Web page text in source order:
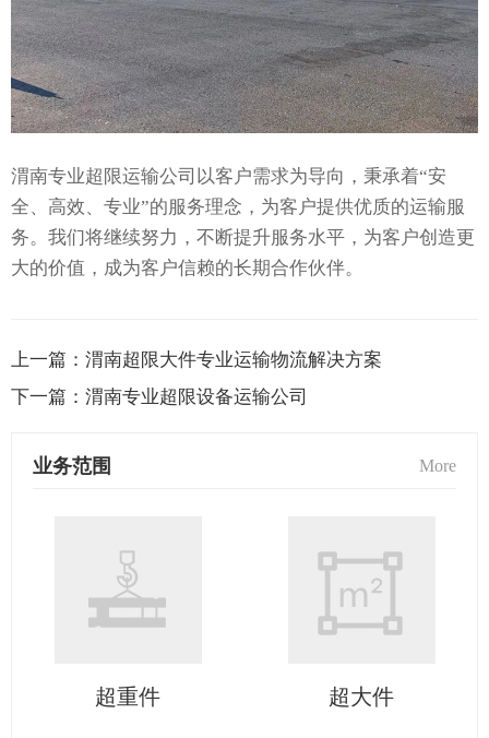
渭南专业超限运输公司以客户需求为导向，秉承着“安
全、高效、专业”的服务理念，为客户提供优质的运输服
务。我们将继续努力，不断提升服务水平，为客户创造更
大的价值，成为客户信赖的长期合作伙伴。
上一篇： 渭南超限大件专业运输物流解决方案
下一篇： 渭南专业超限设备运输公司
业务范围 More
超重件 超大件